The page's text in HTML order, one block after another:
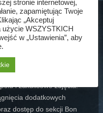
powody, dla
– wyjaśniał Bruce
posiadacze kodu, czyli
album „Bounce”
na stronie Bon Jovi,
i zakulisowe zdjęcia.
dodatkowych
dostęp do sekcji Bon
stronie internetowej,
zapamiętując Twoje
„Akceptuj
WSZYSTKICH
w „Ustawienia”, aby